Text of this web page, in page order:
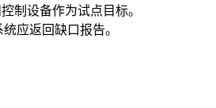
制设备作为试点目标。
应返回缺口报告。